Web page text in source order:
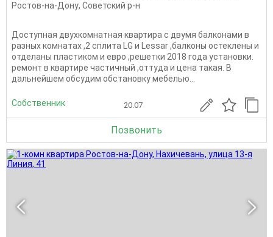
Ростов-на-Дону, Советский р-н
Доступная двухкомнатная квартира с двумя балконами в
разных комнатах ,2 сплита LG и Lessar ,балконы остеклены и
отделаны пластиком и евро ,решетки 2018 года установки.
ремонт в квартире частичный ,оттуда и цена такая. В
дальнейшем обсудим обстановку мебелью...
Собственник 20.07
Позвонить